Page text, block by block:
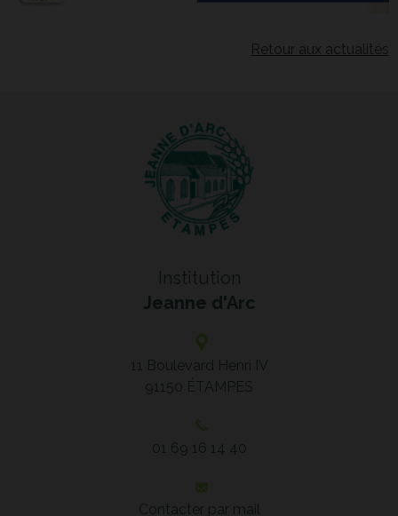
Retour aux actualités
Institution
Jeanne d'Arc
11 Boulevard Henri IV
91150 ÉTAMPES
01 69 16 14 40
Contacter par mail